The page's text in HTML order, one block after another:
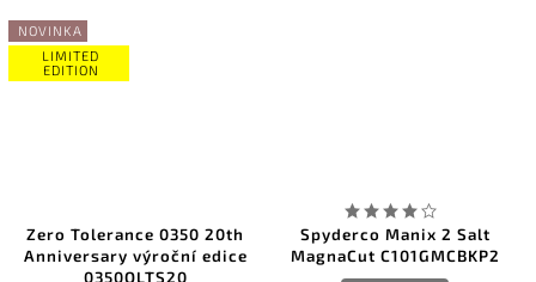
Tolerance 0350 20th
výroční edice
0350OLTS20
Spyderco Manix 2 Salt
MagnaCut C101GMCBKP2